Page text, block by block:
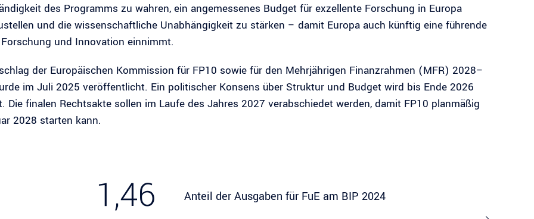
des Programms zu wahren, ein angemessenes Budget für exzellente Forschung in Europa
und die wissenschaftliche Unabhängigkeit zu stärken – damit Europa auch künftig eine führende
und Innovation einnimmt.
der Europäischen Kommission für FP10 sowie für den Mehrjährigen Finanzrahmen (MFR) 2028–
im Juli 2025 veröffentlicht. Ein politischer Konsens über Struktur und Budget wird bis Ende 2026
Die finalen Rechtsakte sollen im Laufe des Jahres 2027 verabschiedet werden, damit FP10 planmäßig
2028 starten kann.
1,46 Anteil der Ausgaben für FuE am BIP 2024